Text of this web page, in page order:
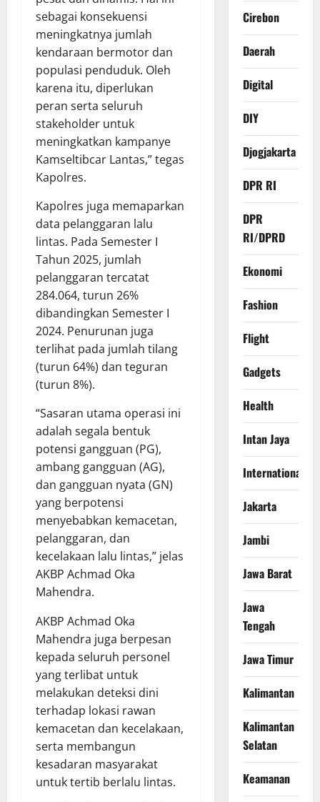
sebagai konsekuensi
meningkatnya jumlah
kendaraan bermotor dan
populasi penduduk. Oleh
karena itu, diperlukan
peran serta seluruh
stakeholder untuk
meningkatkan kampanye
Kamseltibcar Lantas,” tegas
Kapolres.
Kapolres juga memaparkan
data pelanggaran lalu
lintas. Pada Semester I
Tahun 2025, jumlah
pelanggaran tercatat
284.064, turun 26%
dibandingkan Semester I
2024. Penurunan juga
terlihat pada jumlah tilang
(turun 64%) dan teguran
(turun 8%).
“Sasaran utama operasi ini
adalah segala bentuk
potensi gangguan (PG),
ambang gangguan (AG),
dan gangguan nyata (GN)
yang berpotensi
menyebabkan kemacetan,
pelanggaran, dan
kecelakaan lalu lintas,” jelas
AKBP Achmad Oka
Mahendra.
AKBP Achmad Oka
Mahendra juga berpesan
kepada seluruh personel
yang terlibat untuk
melakukan deteksi dini
terhadap lokasi rawan
kemacetan dan kecelakaan,
serta membangun
kesadaran masyarakat
untuk tertib berlalu lintas.
Cirebon
Daerah
Digital
DIY
Djogjakarta
DPR RI
DPR
RI/DPRD
Ekonomi
Fashion
Flight
Gadgets
Health
Intan Jaya
International
Jakarta
Jambi
Jawa Barat
Jawa
Tengah
Jawa Timur
Kalimantan
Kalimantan
Selatan
Keamanan